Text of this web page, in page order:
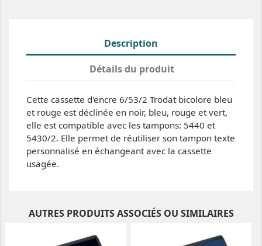
Description
Détails du produit
Cette cassette d'encre 6/53/2 Trodat bicolore bleu
et rouge est déclinée en noir, bleu, rouge et vert,
elle est compatible avec les tampons: 5440 et
5430/2. Elle permet de réutiliser son tampon texte
personnalisé en échangeant avec la cassette
usagée.
AUTRES PRODUITS ASSOCIÉS OU SIMILAIRES